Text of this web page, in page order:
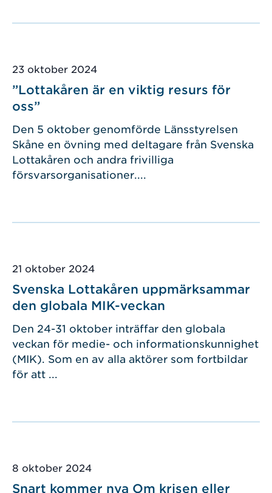
”Lottakåren är en viktig resurs för
oss”
Publicerad
23 oktober 2024
Den 5 oktober genomförde Länsstyrelsen
Skåne en övning med deltagare från Svenska
Lottakåren och andra frivilliga
försvarsorganisationer....
Svenska Lottakåren uppmärksammar
den globala MIK-veckan
Publicerad
21 oktober 2024
Den 24-31 oktober inträffar den globala
veckan för medie- och informationskunnighet
(MIK). Som en av alla aktörer som fortbildar
för att ...
Snart kommer nya Om krisen eller
Publicerad
8 oktober 2024